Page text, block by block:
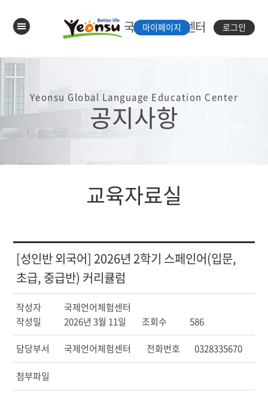
국제언어체험센터
마이페이지 로그인
Yeonsu Global Language Education Center
공지사항
교육자료실
[성인반 외국어] 2026년 2학기 스페인어(입문,
초급, 중급반) 커리큘럼
작성자
국제언어체험센터
작성일
2026년 3월 11일 조회수 586
담당부서 국제언어체험센터 전화번호 0328335670
첨부파일